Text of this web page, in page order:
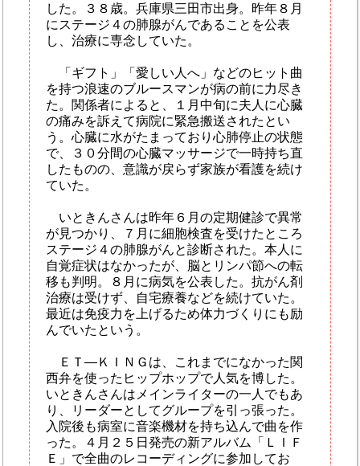
した。３８歳。兵庫県三田市出身。昨年８月
にステージ４の肺腺がんであることを公表
し、治療に専念していた。
「ギフト」「愛しい人へ」などのヒット曲
を持つ浪速のブルースマンが病の前に力尽き
た。関係者によると、１月中旬に夫人に心臓
の痛みを訴えて病院に緊急搬送されたとい
う。心臓に水がたまっており心肺停止の状態
で、３０分間の心臓マッサージで一時持ち直
したものの、意識が戻らず家族が看護を続け
ていた。
いときんさんは昨年６月の定期健診で異常
が見つかり、７月に細胞検査を受けたところ
ステージ４の肺腺がんと診断された。本人に
自覚症状はなかったが、脳とリンパ節への転
移も判明。８月に病気を公表した。抗がん剤
治療は受けず、自宅療養などを続けていた。
最近は免疫力を上げるため体力づくりにも励
んでいたという。
ＥＴ―ＫＩＮＧは、これまでになかった関
西弁を使ったヒップホップで人気を博した。
いときんさんはメインライターの一人でもあ
り、リーダーとしてグループを引っ張った。
入院後も病室に音楽機材を持ち込んで曲を作
った。４月２５日発売の新アルバム「ＬＩＦ
Ｅ」で全曲のレコーディングに参加してお